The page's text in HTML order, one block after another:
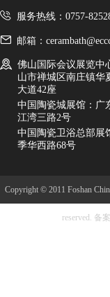
服务热线：0757-
邮箱：
佛山国际会议展览中
山市禅城区南庄镇华
大道42座
中国陶瓷城展馆：广
江湾三路2号
中国陶瓷卫浴总部展
季华西路68号
Copyright © 2011 Foshan
reserved. 备